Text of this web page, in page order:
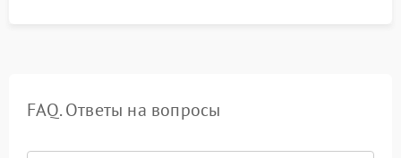
FAQ. Ответы на вопросы